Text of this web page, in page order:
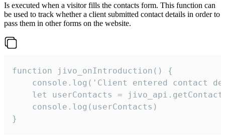
Is executed when a visitor fills the contacts form. This function can
be used to track whether a client submitted contact details in order to
pass them in other forms on the website.
function jivo_onIntroduction() {
console.log('Client entered contact
let userContacts =
    console.log(userContacts)
}